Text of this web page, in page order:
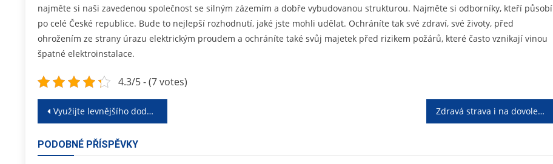
najměte si naši zavedenou společnost se silným zázemím a dobře vybudovanou strukturou. Najměte si odborníky, kteří působí
po celé České republice. Bude to nejlepší rozhodnutí, jaké jste mohli udělat. Ochráníte tak své zdraví, své životy, před
ohrožením ze strany úrazu elektrickým proudem a ochráníte také svůj majetek před rizikem požárů, které často vznikají vinou
špatné elektroinstalace.
4.3/5 - (7 votes)
Navigace
příspěvek
Využijte levnějšího dodavatele a šetřete svoje peníze každý rok Zdravá strava i na dovolené
PODOBNÉ PŘÍSPĚVKY